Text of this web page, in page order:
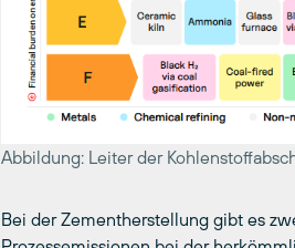
Abbildung: Leiter der
Bei der Zementherstellung gibt es